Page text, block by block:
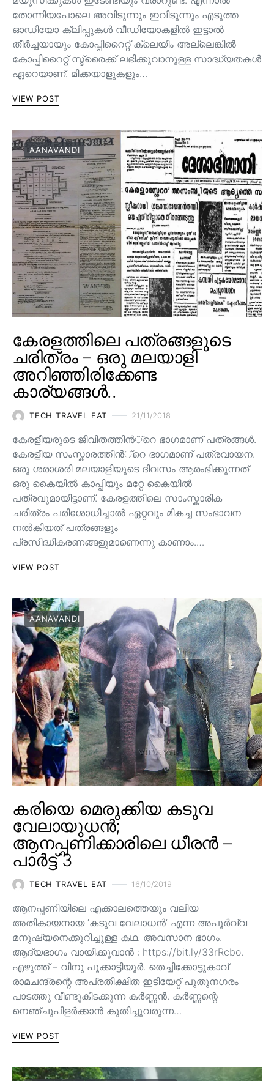
തോന്നിയപോലെ അവിടുന്നും ഇവിടുന്നും എടുത്ത
ഓഡിയോ ക്ലിപ്പുകൾ വീഡിയോകളിൽ ഇട്ടാൽ
തീർച്ചയായും കോപ്പിറൈറ്റ് ക്ലെയിം അല്ലെങ്കിൽ
കോപ്പിറൈറ്റ് സ്ട്രൈക്ക് ലഭിക്കുവാനുള്ള സാദ്ധ്യതകൾ
ഏറെയാണ്. മിക്കയാളുകളും…
VIEW POST
AANAVANDI
കേരളത്തിലെ പത്രങ്ങളുടെ
ചരിത്രം – ഒരു മലയാളി
അറിഞ്ഞിരിക്കേണ്ട
കാര്യങ്ങൾ..
TECH TRAVEL EAT 21/11/2018
കേരളീയരുടെ ജീവിതത്തിന്‍്റെ ഭാഗമാണ് പത്രങ്ങള്‍.
കേരളീയ സംസ്കാരത്തിന്‍്റെ ഭാഗമാണ് പത്രവായന.
ഒരു ശരാശരി മലയാളിയുടെ ദിവസം ആരംഭിക്കുന്നത്
ഒരു കൈയില്‍ കാപ്പിയും മറ്റേ കൈയില്‍
പത്രവുമായിട്ടാണ്. കേരളത്തിലെ സാംസ്കാരിക
ചരിത്രം പരിശോധിച്ചാല്‍ ഏറ്റവും മികച്ച സംഭാവന
നല്‍കിയത് പത്രങ്ങളും
പ്രസിദ്ധീകരണങ്ങളുമാണെന്നു കാണാം.…
VIEW POST
AANAVANDI
കരിയെ മെരുക്കിയ കടുവ
വേലായുധൻ;
ആനപ്പണിക്കാരിലെ ധീരൻ –
പാർട്ട് 3
TECH TRAVEL EAT 16/10/2019
ആനപ്പണിയിലെ എക്കാലത്തെയും വലിയ
അതികായനായ ‘കടുവ വേലാധൻ’ എന്ന അപൂർവ്വ
മനുഷ്യനെക്കുറിച്ചുള്ള കഥ. അവസാന ഭാഗം.
ആദ്യഭാഗം വായിക്കുവാൻ : https://bit.ly/33rRcbo.
എഴുത്ത് – വിനു പൂക്കാട്ടിയൂർ. തെച്ചിക്കോട്ടുകാവ്
രാമചന്ദ്രന്റെ അപ്രതീക്ഷിത ഇടിയേറ്റ് പുതുനഗരം
പാടത്തു വീണ്ടുകിടക്കുന്ന കർണ്ണൻ. കർണ്ണന്റെ
നെഞ്ചുപിളർക്കാൻ കുതിച്ചുവരുന്ന…
VIEW POST